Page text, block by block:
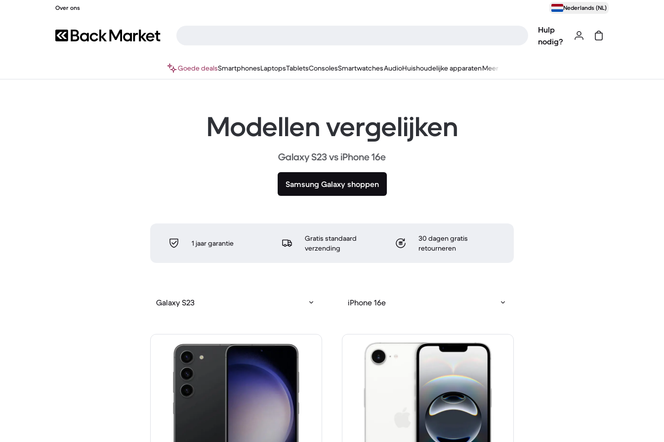
Over ons Nederlands (NL)
Hulp
nodig?
Goede dealsSmartphonesLaptopsTabletsConsolesSmartwatchesAudioHuishoudelijke apparatenMeer
Modellen vergelijken
Galaxy S23 vs iPhone 16e
Samsung Galaxy shoppen
1 jaar garantie
Gratis standaard
verzending
30 dagen gratis
retourneren
Galaxy S23 iPhone 16e